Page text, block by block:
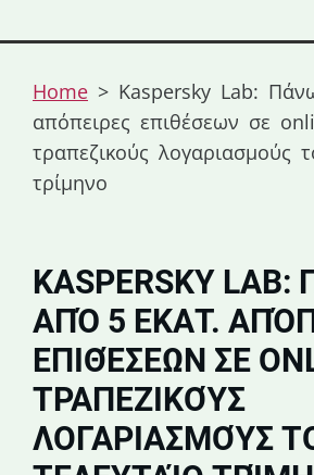
Home > Kaspersky Lab:
απόπειρες επιθέσεων σε
τραπεζικούς λογαριασμούς
τρίμηνο
KASPERSKY
ΑΠΌ 5 ΕΚΑΤ.
ΕΠΙΘΈΣΕΩΝ ΣΕ
ΤΡΑΠΕΖΙΚΟΎΣ
ΛΟΓΑΡΙΑΣΜΟΎΣ